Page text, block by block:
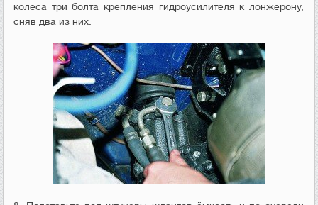
колеса три болта крепления гидроусилителя к лонжерону,
сняв два из них.